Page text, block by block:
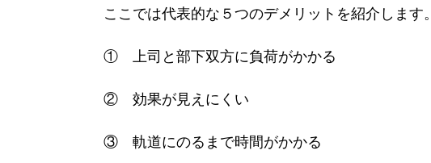
ここでは代表的な５つのデメリットを紹介します。
① 上司と部下双方に負荷がかかる
② 効果が見えにくい
③ 軌道にのるまで時間がかかる